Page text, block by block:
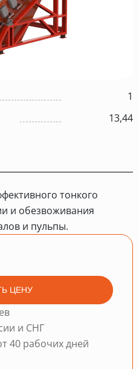
1
13,44
тонкого
и обезвоживания
и пульпы.
ЦЕНУ
и СНГ
40 рабочих дней